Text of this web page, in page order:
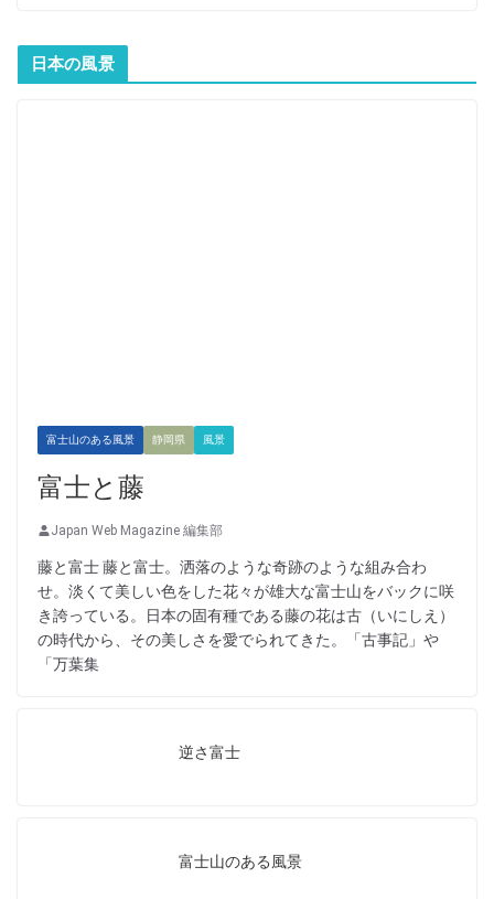
日本の風景
富士山のある風景 静岡県 風景
富士と藤
Japan Web Magazine 編集部
藤と富士 藤と富士。洒落のような奇跡のような組み合わ
せ。淡くて美しい色をした花々が雄大な富士山をバックに咲
き誇っている。日本の固有種である藤の花は古（いにしえ）
の時代から、その美しさを愛でられてきた。「古事記」や
「万葉集
逆さ富士
富士山のある風景